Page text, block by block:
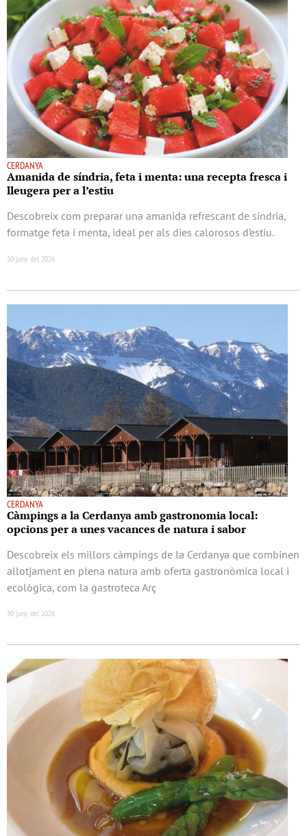
CERDANYA
Amanida de síndria, feta i menta: una recepta fresca i
lleugera per a l’estiu
Descobreix com preparar una amanida refrescant de síndria,
formatge feta i menta, ideal per als dies calorosos d’estiu.
30 juny del 2026
CERDANYA
Càmpings a la Cerdanya amb gastronomia local:
opcions per a unes vacances de natura i sabor
Descobreix els millors càmpings de la Cerdanya que combinen
allotjament en plena natura amb oferta gastronòmica local i
ecològica, com la gastroteca Arç
30 juny del 2026